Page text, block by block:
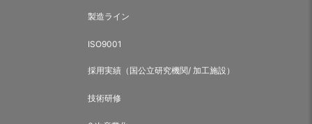
製造ライン
ISO9001
採用実績（国公立研究機関/ 加工施設）
技術研修